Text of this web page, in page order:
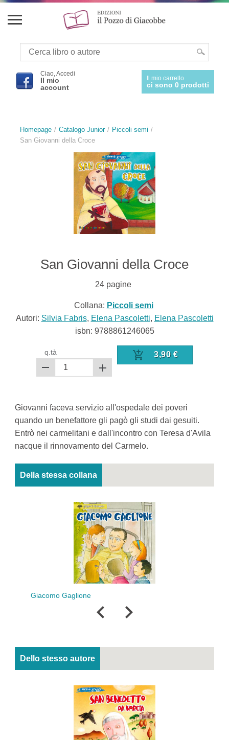
Ciao, Accedi
Il mio
account
Il mio carrello
ci sono 0 prodotti
Homepage Catalogo Junior
Piccoli semi
San Giovanni della Croce
San Giovanni della Croce
24 pagine
Collana: Piccoli semi
Autori: Silvia Fabris, Elena Pascoletti, Elena Pascoletti
isbn: 9788861246065
q.tà 3,90 €
Giovanni faceva servizio all'ospedale dei poveri
quando un benefattore gli pagò gli studi dai gesuiti.
Entrò nei carmelitani e dall'incontro con Teresa d'Avila
nacque il rinnovamento del Carmelo.
Della stessa collana
Giacomo Gaglione
Dello stesso autore